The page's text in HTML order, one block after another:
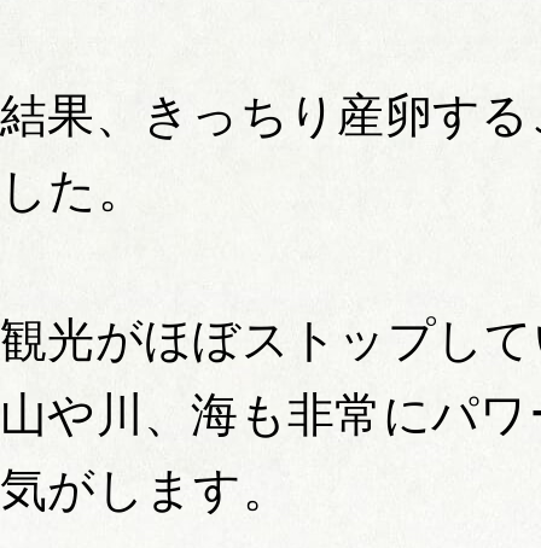
結果、きっちり産卵す
した。
観光がほぼストップし
山や川、海も非常にパ
気がします。